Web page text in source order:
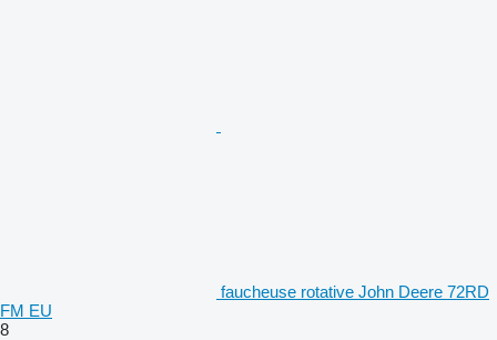
faucheuse rotative John Deere 72RD
FM EU
8